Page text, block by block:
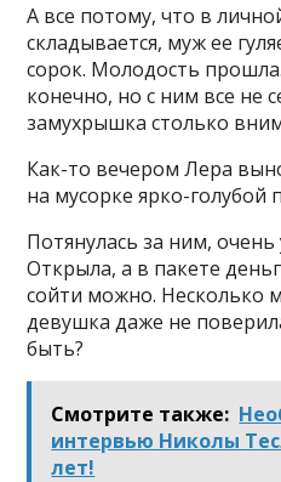
А все потому, что в
складывается, муж ее
сорок. Молодость
конечно, но с ним все не
замухрышка столько
Как-то вечером Лера
на мусорке ярко-голубой
Потянулась за ним,
Открыла, а в пакете
сойти можно. Несколько
девушка даже не
быть?
Смотрите также:
интервью Николы
лет!